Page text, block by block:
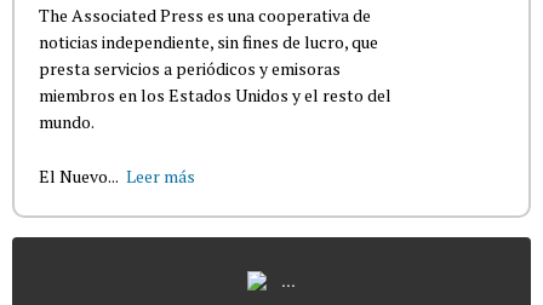
The Associated Press es una cooperativa de
noticias independiente, sin fines de lucro, que
presta servicios a periódicos y emisoras
miembros en los Estados Unidos y el resto del
mundo.
El Nuevo... Leer más
...